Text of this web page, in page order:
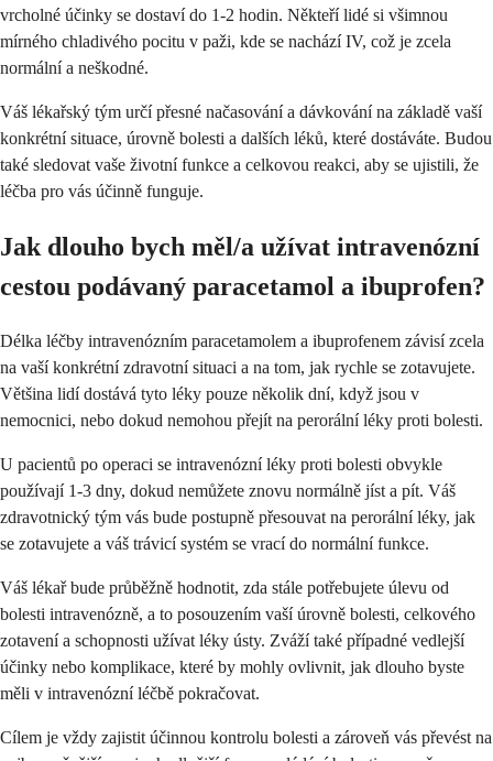
vrcholné účinky se dostaví do 1-2 hodin. Někteří lidé si všimnou
mírného chladivého pocitu v paži, kde se nachází IV, což je zcela
normální a neškodné.
Váš lékařský tým určí přesné načasování a dávkování na základě vaší
konkrétní situace, úrovně bolesti a dalších léků, které dostáváte. Budou
také sledovat vaše životní funkce a celkovou reakci, aby se ujistili, že
léčba pro vás účinně funguje.
Jak dlouho bych měl/a užívat intravenózní
cestou podávaný paracetamol a ibuprofen?
Délka léčby intravenózním paracetamolem a ibuprofenem závisí zcela
na vaší konkrétní zdravotní situaci a na tom, jak rychle se zotavujete.
Většina lidí dostává tyto léky pouze několik dní, když jsou v
nemocnici, nebo dokud nemohou přejít na perorální léky proti bolesti.
U pacientů po operaci se intravenózní léky proti bolesti obvykle
používají 1-3 dny, dokud nemůžete znovu normálně jíst a pít. Váš
zdravotnický tým vás bude postupně přesouvat na perorální léky, jak
se zotavujete a váš trávicí systém se vrací do normální funkce.
Váš lékař bude průběžně hodnotit, zda stále potřebujete úlevu od
bolesti intravenózně, a to posouzením vaší úrovně bolesti, celkového
zotavení a schopnosti užívat léky ústy. Zváží také případné vedlejší
účinky nebo komplikace, které by mohly ovlivnit, jak dlouho byste
měli v intravenózní léčbě pokračovat.
Cílem je vždy zajistit účinnou kontrolu bolesti a zároveň vás převést na